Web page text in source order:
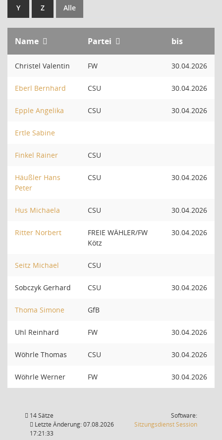
Y Z Alle
Name Partei bis
Christel Valentin FW 30.04.2026
Eberl Bernhard CSU 30.04.2026
Epple Angelika CSU 30.04.2026
Ertle Sabine
Finkel Rainer CSU
Häußler Hans
Peter
CSU 30.04.2026
Hus Michaela CSU 30.04.2026
Ritter Norbert
FREIE WÄHLER/FW
Kötz
30.04.2026
Seitz Michael CSU
Sobczyk Gerhard CSU 30.04.2026
Thoma Simone GfB
Uhl Reinhard FW 30.04.2026
Wöhrle Thomas CSU 30.04.2026
Wöhrle Werner FW 30.04.2026
14 Sätze
Letzte Änderung: 07.08.2026
17:21:33
Software:
SitzungsdienstSession(Wird in